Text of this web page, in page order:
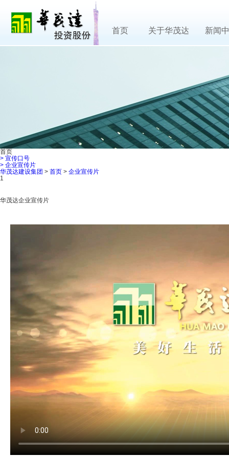
首页 关于华茂达 新闻
首页
> 宣传口号
> 企业宣传片
华茂达建设集团 > 首页 > 企业宣传片
1
华茂达企业宣传片